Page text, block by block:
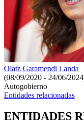
Olatz Garamendi Landa
(08/09/2020 - 24/06/
Autogobierno
Entidades relacionadas
ENTIDADES